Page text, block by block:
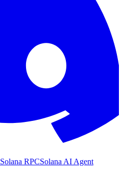
Solana RPCSolana AI Agent